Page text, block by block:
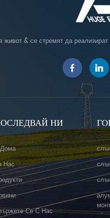
живот & се стремят да
НИ
Нас
Се С Нас